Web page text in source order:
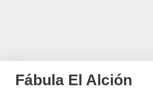
Fábula El Alción